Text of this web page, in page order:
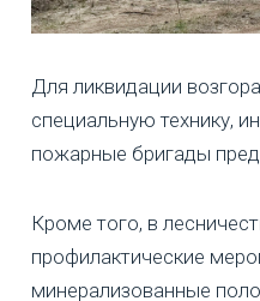
Для ликвидации
специальную технику,
пожарные бригады
Кроме того, в
профилактические
минерализованные